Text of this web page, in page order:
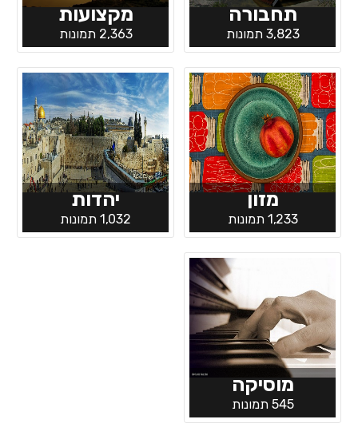
תחבורה
3,823 תמונות
מקצועות
2,363 תמונות
מזון
1,233 תמונות
יהדות
1,032 תמונות
מוסיקה
545 תמונות